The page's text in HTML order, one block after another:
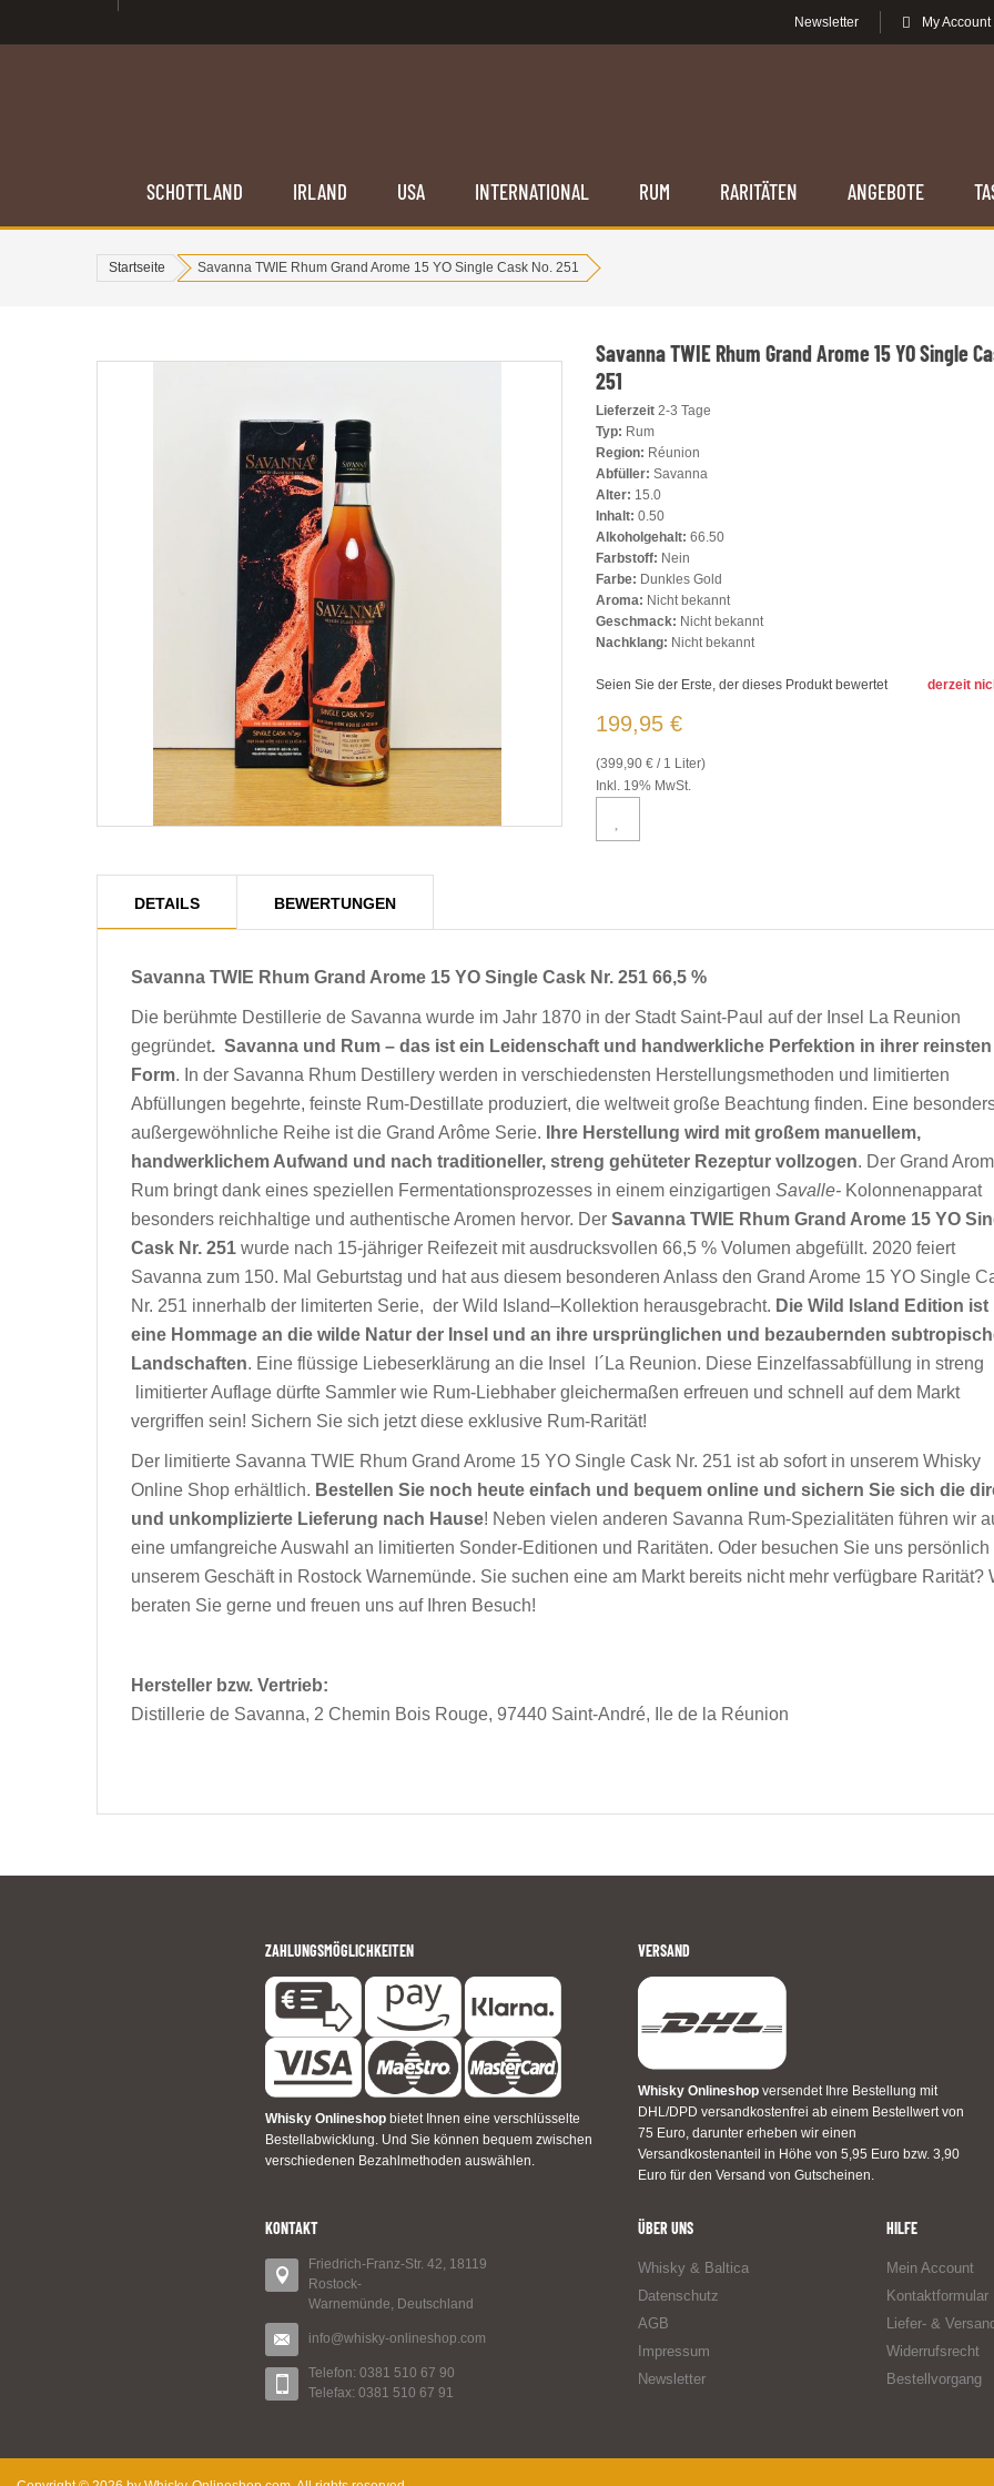
Newsletter My Account
SCHOTTLAND IRLAND USA INTERNATIONAL RUM RARITÄTEN ANGEBOTE
Startseite Savanna TWIE Rhum Grand Arome 15 YO Single Cask No. 251
Savanna TWIE Rhum Grand Arome 15 YO Single
251
Lieferzeit 2-3 Tage
Typ: Rum
Region: Réunion
Abfüller: Savanna
Alter: 15.0
Inhalt: 0.50
Alkoholgehalt: 66.50
Farbstoff: Nein
Farbe: Dunkles Gold
Aroma: Nicht bekannt
Geschmack: Nicht bekannt
Nachklang: Nicht bekannt
derzeit
Seien Sie der Erste, der dieses Produkt bewertet
199,95 €
(399,90 € / 1 Liter)
Inkl. 19% MwSt.
DETAILS
Savanna TWIE Rhum Grand Arome 15 YO Single Cask Nr. 251 66,5 %
Die berühmte Destillerie de Savanna wurde im Jahr 1870 in der Stadt Saint-Paul auf der Insel La Reunion
gegründet. Savanna und Rum – das ist ein Leidenschaft und handwerkliche Perfektion in ihrer reinsten
Form. In der Savanna Rhum Destillery werden in verschiedensten Herstellungsmethoden und limitierten
Abfüllungen begehrte, feinste Rum-Destillate produziert, die weltweit große Beachtung finden. Eine
außergewöhnliche Reihe ist die Grand Arôme Serie.
Ihre Herstellung wird mit großem manuellem,
handwerklichem Aufwand und nach traditioneller, streng gehüteter Rezeptur vollzogen. Der Grand
Rum bringt dank eines speziellen Fermentationsprozesses in einem einzigartigen Savalle- Kolonnenapparat
besonders reichhaltige und authentische Aromen hervor. Der Savanna TWIE Rhum Grand Arome 15 YO
Cask Nr. 251 wurde nach 15-jähriger Reifezeit mit ausdrucksvollen 66,5 % Volumen abgefüllt. 2020 feiert
Savanna zum 150. Mal Geburtstag und hat aus diesem besonderen Anlass den Grand Arome 15 YO Single
Nr. 251 innerhalb der limiterten Serie, der Wild Island–Kollektion herausgebracht. Die Wild Island Edition ist
eine Hommage an die wilde Natur der Insel und an ihre ursprünglichen und bezaubernden
Landschaften. Eine flüssige Liebeserklärung an die Insel l´La Reunion. Diese Einzelfassabfüllung in streng
limitierter Auflage dürfte Sammler wie Rum-Liebhaber gleichermaßen erfreuen und schnell auf dem Markt
vergriffen sein! Sichern Sie sich jetzt diese exklusive Rum-Rarität!
Der limitierte Savanna TWIE Rhum Grand Arome 15 YO Single Cask Nr. 251 ist ab sofort in unserem Whisky
Online Shop erhältlich. Bestellen Sie noch heute einfach und bequem online und sichern Sie sich die
und unkomplizierte Lieferung nach Hause! Neben vielen anderen Savanna Rum-Spezialitäten führen wir
eine umfangreiche Auswahl an limitierten Sonder-Editionen und Raritäten. Oder besuchen Sie uns persönlich
unserem Geschäft in Rostock Warnemünde. Sie suchen eine am Markt bereits nicht mehr verfügbare Rarität?
beraten Sie gerne und freuen uns auf Ihren Besuch!
Hersteller bzw. Vertrieb:
Distillerie de Savanna, 2 Chemin Bois Rouge, 97440 Saint-André, Ile de la Réunion
BEWERTUNGEN
ZAHLUNGSMÖGLICHKEITEN
Whisky Onlineshop bietet Ihnen eine verschlüsselte
Bestellabwicklung. Und Sie können bequem zwischen
verschiedenen Bezahlmethoden auswählen.
VERSAND
Whisky Onlineshop versendet Ihre Bestellung mit
DHL/DPD versandkostenfrei ab einem Bestellwert von
75 Euro, darunter erheben wir einen
Versandkostenanteil in Höhe von 5,95 Euro bzw. 3,90
Euro für den Versand von Gutscheinen.
KONTAKT
Friedrich-Franz-Str. 42, 18119
Rostock-
Warnemünde, Deutschland
info@whisky-onlineshop.com
Telefon: 0381 510 67 90
Telefax: 0381 510 67 91
ÜBER UNS
Whisky & Baltica
Datenschutz
AGB
Impressum
Newsletter
HILFE
Mein Account
Kontaktformular
Liefer- &
Widerrufsrecht
Bestellvorgang